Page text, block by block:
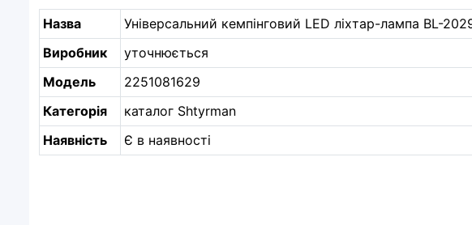
Назва
Універсальний кемпінговий LED ліхтар-лампа BL-
Виробник
уточнюється
Модель
2251081629
Категорія
каталог Shtyrman
Наявність
Є в наявності